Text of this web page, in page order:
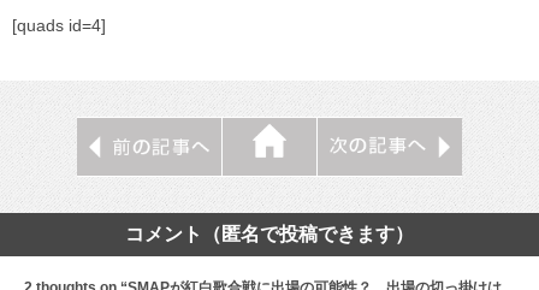
[quads id=4]
コメント（匿名で投稿できます）